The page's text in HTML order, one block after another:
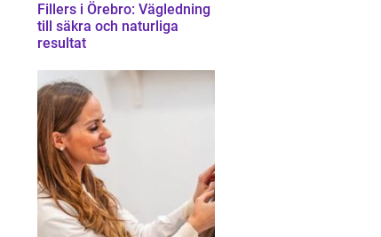
Fillers i Örebro: Vägledning
till säkra och naturliga
resultat